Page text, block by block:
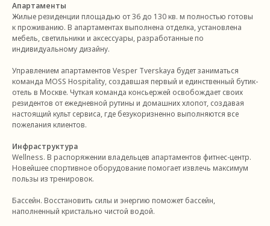
Апартаменты
Жилые резиденции площадью от 36 до 130 кв. м полностью готовы
к проживанию. В апартаментах выполнена отделка, установлена
мебель, светильники и аксессуары, разработанные по
индивидуальному дизайну.
Управлением апартаментов Vesper Tverskaya будет заниматься
команда MOSS Hospitality, создавшая первый и единственный бутик-
отель в Москве. Чуткая команда консьержей освобождает своих
резидентов от ежедневной рутины и домашних хлопот, создавая
настоящий культ сервиса, где безукоризненно выполняются все
пожелания клиентов.
Инфраструктура
Wellness. В распоряжении владельцев апартаментов фитнес-центр.
Новейшее спортивное оборудование помогает извлечь максимум
пользы из тренировок.
Бассейн. Восстановить силы и энергию поможет бассейн,
наполненный кристально чистой водой.